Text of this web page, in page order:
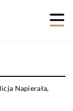
Napierała,